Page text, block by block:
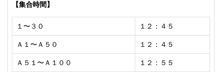
【集合時間】
１〜３０ １２：４５
Ａ１〜Ａ５０ １２：４５
Ａ５１〜Ａ１００ １２：５５